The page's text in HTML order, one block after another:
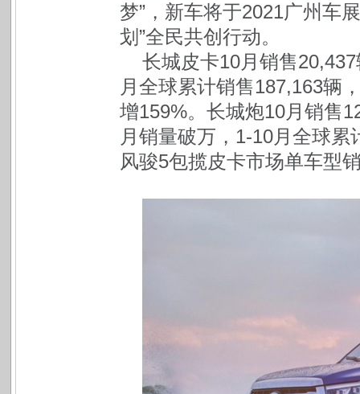
梦”，新车将于2021广州车
划”全民共创行动。
长城皮卡10月销售
月全球累计销售187,163辆
增159%。长城炮10月销售
月销量破万，1-10月全球
风骏5包揽皮卡市场单车型